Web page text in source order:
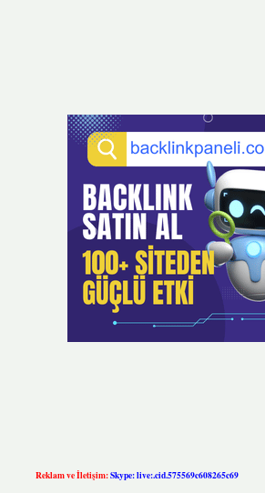
Reklam ve İletişim:Skype: live:.cid.575569c608265c69